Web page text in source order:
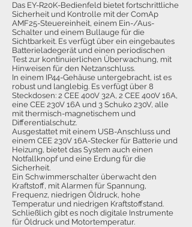
Das EY-R20K-Bedienfeld bietet fortschrittliche
Sicherheit und Kontrolle mit der ComAp
AMF25-Steuereinheit, einem Ein-/Aus-
Schalter und einem Bullauge für die
Sichtbarkeit. Es verfügt über ein eingebautes
Batterieladegerät und einen periodischen
Test zur kontinuierlichen Überwachung, mit
Hinweisen für den Netzanschluss.
In einem IP44-Gehäuse untergebracht, ist es
robust und langlebig. Es verfügt über 8
Steckdosen: 2 CEE 400V 32A, 2 CEE 400V 16A,
eine CEE 230V 16A und 3 Schuko 230V, alle
mit thermisch-magnetischem und
Differentialschutz.
Ausgestattet mit einem USB-Anschluss und
einem CEE 230V 16A-Stecker für Batterie und
Heizung, bietet das System auch einen
Notfallknopf und eine Erdung für die
Sicherheit.
Ein Schwimmerschalter überwacht den
Kraftstoff, mit Alarmen für Spannung,
Frequenz, niedrigen Öldruck, hohe
Temperatur und niedrigen Kraftstoffstand.
Schließlich gibt es noch digitale Instrumente
für Öldruck und Motortemperatur.